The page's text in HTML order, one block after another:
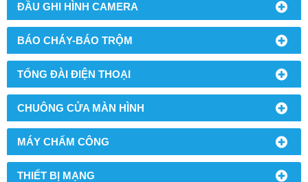
ĐẦU GHI HÌNH CAMERA
BÁO CHÁY-BÁO TRỘM
TỔNG ĐÀI ĐIỆN THOẠI
CHUÔNG CỬA MÀN HÌNH
MÁY CHẤM CÔNG
THIẾT BỊ MẠNG